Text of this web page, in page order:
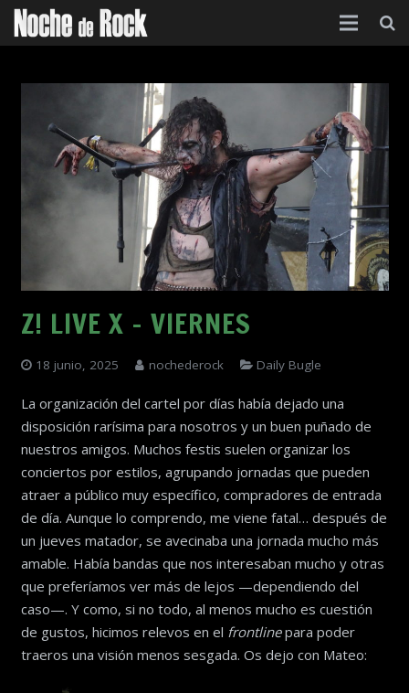
Agenda
Z! LIVE X – VIERNES
18 junio, 2025 nochederock Daily Bugle
La organización del cartel por días había dejado una
disposición rarísima para nosotros y un buen puñado de
nuestros amigos. Muchos festis suelen organizar los
conciertos por estilos, agrupando jornadas que pueden
atraer a público muy específico, compradores de entrada
de día. Aunque lo comprendo, me viene fatal… después de
un jueves matador, se avecinaba una jornada mucho más
amable. Había bandas que nos interesaban mucho y otras
que preferíamos ver más de lejos —dependiendo del
caso—. Y como, si no todo, al menos mucho es cuestión
de gustos, hicimos relevos en el frontlinepara poder
traeros una visión menos sesgada. Os dejo con Mateo: